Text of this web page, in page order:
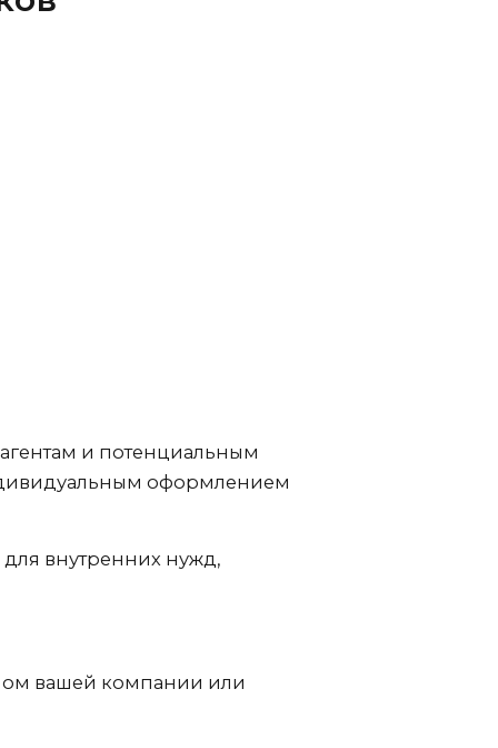
и потенциальным
оформлением
внутренних нужд,
вашей компании или